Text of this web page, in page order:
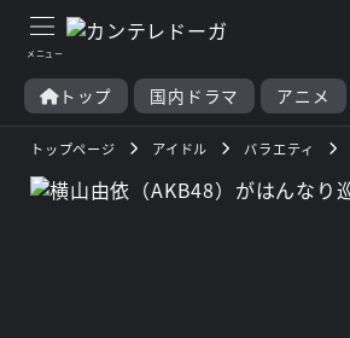
トップ 国内ドラマ アニメ
トップページ アイドル バラエティ